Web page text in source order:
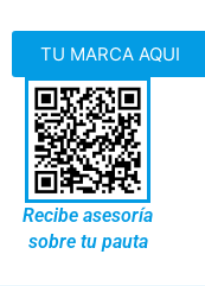
TU MARCA AQUI
Recibe asesoría
sobre tu pauta